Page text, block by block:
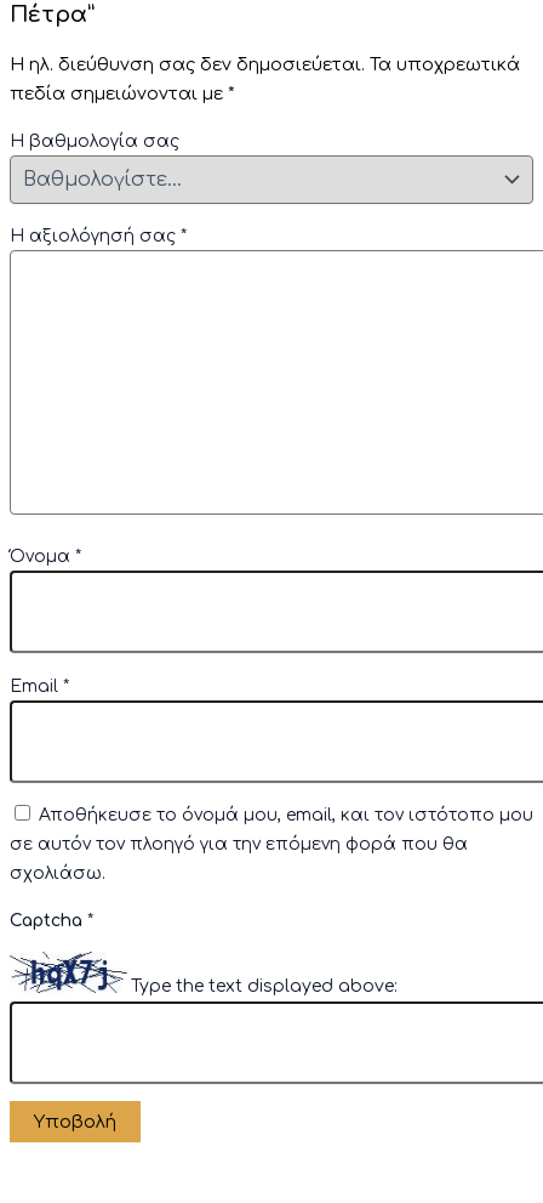
Πέτρα”
Η ηλ. διεύθυνση σας δεν δημοσιεύεται. Τα υποχρεωτικά
πεδία σημειώνονται με *
Η βαθμολογία σας
Η αξιολόγησή σας *
Όνομα *
Email *
Αποθήκευσε το όνομά μου, email, και τον ιστότοπο μου
σε αυτόν τον πλοηγό για την επόμενη φορά που θα
σχολιάσω.
Captcha *
Type the text displayed above: